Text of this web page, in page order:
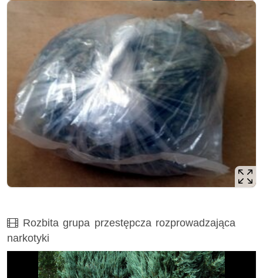
Film
Rozbita grupa przestępcza rozprowadzająca
narkotyki